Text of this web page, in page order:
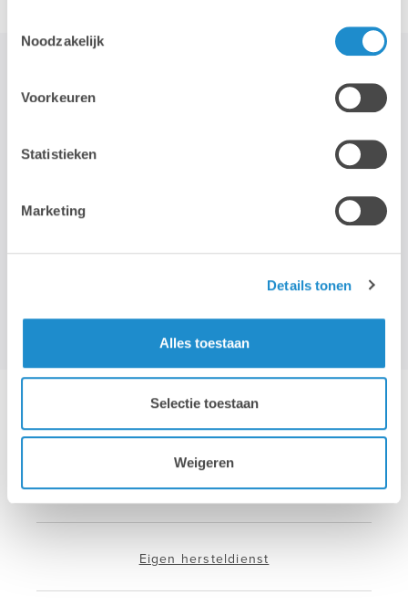
Noodzakelijk
Voorkeuren
Statistieken
Marketing
Details tonen
Alles toestaan
Selectie toestaan
Weigeren
>
Wij gebruiken je e-mailadres enkel om onze maandelijkse
nieuwsbrief te kunnen mailen. We geven dit adres niet door aan
Installatie & configuratie
Eigen hersteldienst